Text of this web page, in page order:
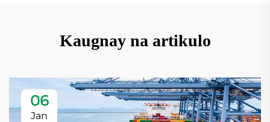
Kaugnay na artikulo
06
Jan